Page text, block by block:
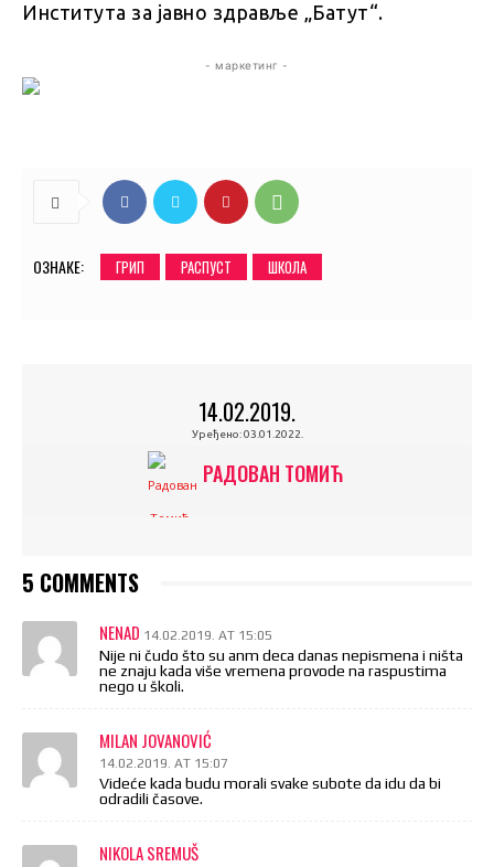
Института за јавно здравље „Батут“.
- маркетинг -
ОЗНАКЕ: ГРИП РАСПУСТ ШКОЛА
14.02.2019.
Уређено: 03.01.2022.
РАДОВАН ТОМИЋ
5 COMMENTS
NENAD 14.02.2019. AT 15:05
Nije ni čudo što su anm deca danas nepismena i ništa
ne znaju kada više vremena provode na raspustima
nego u školi.
MILAN JOVANOVIĆ
14.02.2019. AT 15:07
Videće kada budu morali svake subote da idu da bi
odradili časove.
NIKOLA SREMUŠ